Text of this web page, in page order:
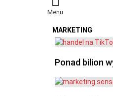
Menu
MARKETING
OSTATNIE
Ponad bilion